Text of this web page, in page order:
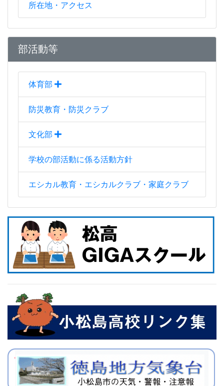
所在地・アクセス
部活動等
体育部
防災教育・防災クラブ
文化部
学校の部活動に係る活動方針
エシカル教育・エシカルクラブ・家庭クラブ